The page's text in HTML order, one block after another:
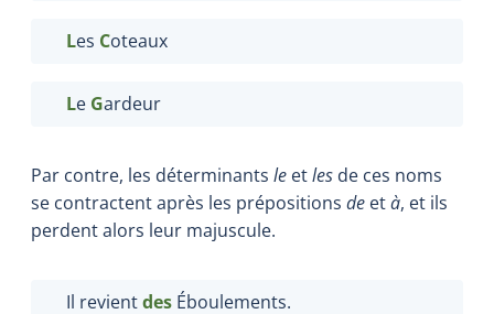
Les Coteaux
Le Gardeur
Par contre, les déterminants le etles de ces noms
se contractent après les prépositions de età, et ils
perdent alors leur majuscule.
Il revientdes Éboulements.